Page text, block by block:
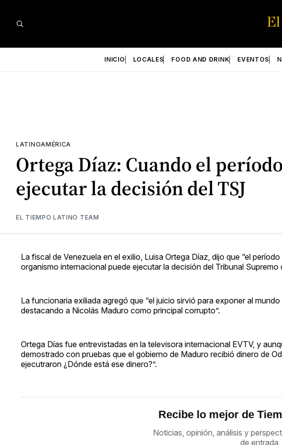
INICIO LOCALES FOOD AND DRINK EVENTOS
LATINOAMÉRICA
Ortega Díaz: Cuando el
ejecutar la decisión del TSJ
EL TIEMPO LATINO TEAM
La fiscal de Venezuela en el exilio, Luisa Ortega Díaz, dijo que “el
organismo internacional puede ejecutar la decisión del Tribunal Supremo
La funcionaria exiliada agregó que “el juicio sirvió para exponer al
destacando a Nicolás Maduro como principal corrupto”.
Ortega Días fue entrevistadas en la televisora internacional EVTV, y
demostrado con pruebas que el gobierno de Maduro recibió dinero de
ejecutraron ¿Dónde está ese dinero?”.
Recibe lo mejor de
Noticias, opinión, análisis y
de entrada